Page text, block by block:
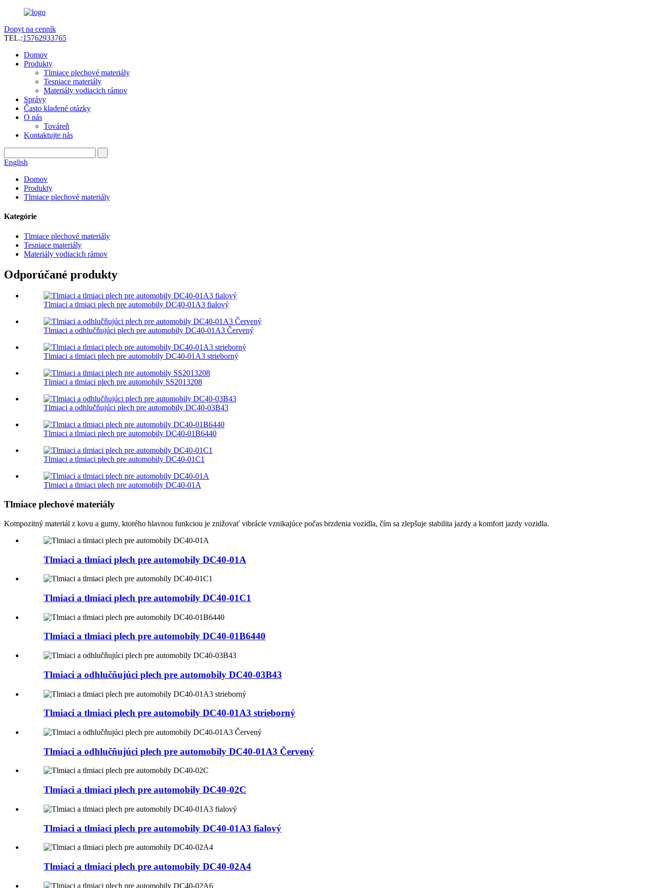
Dopyt na cenník
TEL.:15762933765
Domov
Produkty
Tlmiace plechové materiály
Tesniace materiály
Materiály vodiacich rámov
Správy
Často kladené otázky
O nás
Továreň
Kontaktujte nás
English
Domov
Produkty
Tlmiace plechové materiály
Kategórie
Tlmiace plechové materiály
Tesniace materiály
Materiály vodiacich rámov
Odporúčané produkty
Tlmiaci a tlmiaci plech pre automobily DC40-01A3 fialový
Tlmiaci a odhlučňujúci plech pre automobily DC40-01A3 Červený
Tlmiaci a tlmiaci plech pre automobily DC40-01A3 strieborný
Tlmiaci a tlmiaci plech pre automobily SS2013208
Tlmiaci a odhlučňujúci plech pre automobily DC40-03B43
Tlmiaci a tlmiaci plech pre automobily DC40-01B6440
Tlmiaci a tlmiaci plech pre automobily DC40-01C1
Tlmiaci a tlmiaci plech pre automobily DC40-01A
Tlmiace plechové materiály
Kompozitný materiál z kovu a gumy, ktorého hlavnou funkciou je znižovať vibrácie vznikajúce počas brzdenia vozidla, čím sa zlepšuje stabilita jazdy a komfort jazdy vozidla.
Tlmiaci a tlmiaci plech pre automobily DC40-01A
Tlmiaci a tlmiaci plech pre automobily DC40-01C1
Tlmiaci a tlmiaci plech pre automobily DC40-01B6440
Tlmiaci a odhlučňujúci plech pre automobily DC40-03B43
Tlmiaci a tlmiaci plech pre automobily DC40-01A3 strieborný
Tlmiaci a odhlučňujúci plech pre automobily DC40-01A3 Červený
Tlmiaci a tlmiaci plech pre automobily DC40-02C
Tlmiaci a tlmiaci plech pre automobily DC40-01A3 fialový
Tlmiaci a tlmiaci plech pre automobily DC40-02A4